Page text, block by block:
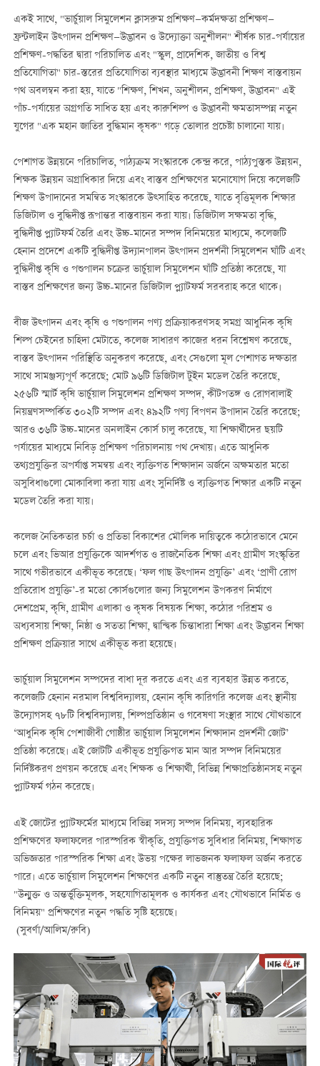
একই সাথে, "ভার্চুয়াল সিমুলেশন ক্লাসরুম প্রশিক্ষণ—কর্মদক্ষতা প্রশিক্ষণ—
ফ্রন্টলাইন উত্পাদন প্রশিক্ষণ—উদ্ভাবন ও উদ্যোক্তা অনুশীলন" শীর্ষক চার-পর্যায়ের
প্রশিক্ষণ-পদ্ধতির দ্বারা পরিচালিত এবং "স্কুল, প্রাদেশিক, জাতীয় ও বিশ্ব
প্রতিযোগিতা" চার-স্তরের প্রতিযোগিতা ব্যবস্থার মাধ্যমে উদ্ভাবনী শিক্ষণ বাস্তবায়ন
পথ অবলম্বন করা হয়, যাতে "শিক্ষণ, শিখন, অনুশীলন, প্রশিক্ষণ, উদ্ভাবন" এই
পাঁচ-পর্যায়ের অগ্রগতি সাধিত হয় এবং কারুশিল্প ও উদ্ভাবনী ক্ষমতাসম্পন্ন নতুন
যুগের "এক মহান জাতির বুদ্ধিমান কৃষক" গড়ে তোলার প্রচেষ্টা চালানো যায়।
পেশাগত উন্নয়নে পরিচালিত, পাঠ্যক্রম সংস্কারকে কেন্দ্র করে, পাঠ্যপুস্তক উন্নয়ন,
শিক্ষক উন্নয়ন অগ্রাধিকার দিয়ে এবং বাস্তব প্রশিক্ষণের মনোযোগ দিয়ে কলেজটি
শিক্ষণ উপাদানের সমন্বিত সংস্কারকে উত্সাহিত করেছে, যাতে বৃত্তিমূলক শিক্ষার
ডিজিটাল ও বুদ্ধিদীপ্ত রূপান্তর বাস্তবায়ন করা যায়। ডিজিটাল সক্ষমতা বৃদ্ধি,
বুদ্ধিদীপ্ত প্ল্যাটফর্ম তৈরি এবং উচ্চ-মানের সম্পদ বিনিময়ের মাধ্যমে, কলেজটি
হেনান প্রদেশে একটি বুদ্ধিদীপ্ত উদ্যানপালন উত্পাদন প্রদর্শনী সিমুলেশন ঘাঁটি এবং
বুদ্ধিদীপ্ত কৃষি ও পশুপালন চক্রের ভার্চুয়াল সিমুলেশন ঘাঁটি প্রতিষ্ঠা করেছে, যা
বাস্তব প্রশিক্ষণের জন্য উচ্চ-মানের ডিজিটাল প্ল্যাটফর্ম সরবরাহ করে থাকে।
বীজ উত্পাদন এবং কৃষি ও পশুপালন পণ্য প্রক্রিয়াকরণসহ সমগ্র আধুনিক কৃষি
শিল্প চেইনের চাহিদা মেটাতে, কলেজ সাধারণ কাজের ধরন বিশ্লেষণ করেছে,
বাস্তব উত্পাদন পরিস্থিতি অনুকরণ করেছে, এবং সেগুলো মূল পেশাগত দক্ষতার
সাথে সামঞ্জস্যপূর্ণ করেছে; মোট ৯৬টি ডিজিটাল টুইন মডেল তৈরি করেছে,
২৫৬টি স্মার্ট কৃষি ভার্চুয়াল সিমুলেশন প্রশিক্ষণ সম্পদ, কীটপতঙ্গ ও রোগবালাই
নিয়ন্ত্রণসম্পর্কিত ৩০২টি সম্পদ এবং ৪৯২টি পণ্য বিপণন উপাদান তৈরি করেছে;
আরও ৩৬টি উচ্চ-মানের অনলাইন কোর্স চালু করেছে, যা শিক্ষার্থীদের ছয়টি
পর্যায়ের মাধ্যমে নিবিড় প্রশিক্ষণ পরিচালনায় পথ দেখায়। এতে আধুনিক
তথ্যপ্রযুক্তির অপর্যাপ্ত সমন্বয় এবং ব্যক্তিগত শিক্ষাদান অর্জনে অক্ষমতার মতো
অসুবিধাগুলো মোকাবিলা করা যায় এবং সুনির্দিষ্ট ও ব্যক্তিগত শিক্ষার একটি নতুন
মডেল তৈরি করা যায়।
কলেজ নৈতিকতার চর্চা ও প্রতিভা বিকাশের মৌলিক দায়িত্বকে কঠোরভাবে মেনে
চলে এবং ভিআর প্রযুক্তিকে আদর্শগত ও রাজনৈতিক শিক্ষা এবং গ্রামীণ সংস্কৃতির
সাথে গভীরভাবে একীভূত করেছে। ‘ফল গাছ উত্পাদন প্রযুক্তি’ এবং ‘প্রাণী রোগ
প্রতিরোধ প্রযুক্তি’-র মতো কোর্সগুলোর জন্য সিমুলেশন উপকরণ নির্মাণে
দেশপ্রেম, কৃষি, গ্রামীণ এলাকা ও কৃষক বিষয়ক শিক্ষা, কঠোর পরিশ্রম ও
অধ্যবসায় শিক্ষা, নিষ্ঠা ও সততা শিক্ষা, দ্বান্দ্বিক চিন্তাধারা শিক্ষা এবং উদ্ভাবন শিক্ষা
প্রশিক্ষণ প্রক্রিয়ার সাথে একীভূত করা হয়েছে।
ভার্চুয়াল সিমুলেশন সম্পদের বাধা দূর করতে এবং এর ব্যবহার উন্নত করতে,
কলেজটি হেনান নরমাল বিশ্ববিদ্যালয়, হেনান কৃষি কারিগরি কলেজ এবং স্থানীয়
উদ্যোগসহ ৭৮টি বিশ্ববিদ্যালয়, শিল্পপ্রতিষ্ঠান ও গবেষণা সংস্থার সাথে যৌথভাবে
‘আধুনিক কৃষি পেশাজীবী গোষ্ঠীর ভার্চুয়াল সিমুলেশন শিক্ষাদান প্রদর্শনী জোট’
প্রতিষ্ঠা করেছে। এই জোটটি একীভূত প্রযুক্তিগত মান আর সম্পদ বিনিময়ের
নির্দিষ্টকরণ প্রণয়ন করেছে এবং শিক্ষক ও শিক্ষার্থী, বিভিন্ন শিক্ষাপ্রতিষ্ঠানসহ নতুন
প্ল্যাটফর্ম গঠন করেছে।
এই জোটের প্ল্যাটফর্মের মাধ্যমে বিভিন্ন সদস্য সম্পদ বিনিময়, ব্যবহারিক
প্রশিক্ষণের ফলাফলের পারস্পরিক স্বীকৃতি, প্রযুক্তিগত সুবিধার বিনিময়, শিক্ষাগত
অভিজ্ঞতার পারস্পরিক শিক্ষা এবং উভয় পক্ষের লাভজনক ফলাফল অর্জন করতে
পারে। এতে ভার্চুয়াল সিমুলেশন শিক্ষণের একটি নতুন বাস্তুতন্ত্র তৈরি হয়েছে;
"উন্মুক্ত ও অন্তর্ভুক্তিমূলক, সহযোগিতামূলক ও কার্যকর এবং যৌথভাবে নির্মিত ও
বিনিময়" প্রশিক্ষণের নতুন পদ্ধতি সৃষ্টি হয়েছে।
(সুবর্ণা/আলিম/রুবি)